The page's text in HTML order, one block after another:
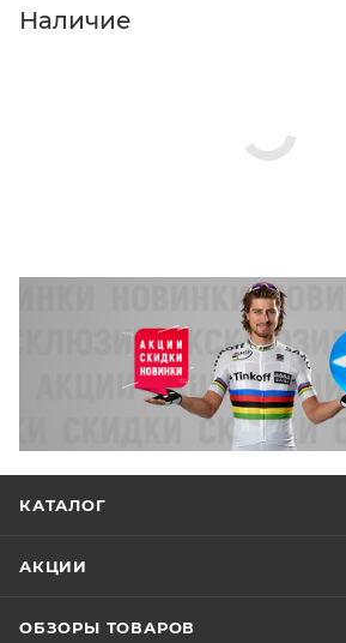
Нажмите кнопку «Оформить заказ».
Наличие
КАТАЛОГ
АКЦИИ
ОБЗОРЫ ТОВАРОВ